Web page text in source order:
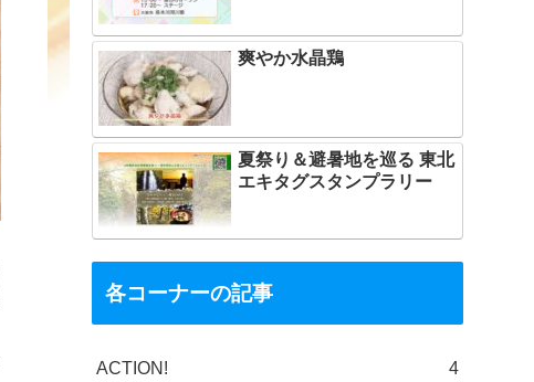
爽やか水晶鶏
夏祭り＆避暑地を巡る 東北
エキタグスタンプラリー
各コーナーの記事
ACTION! 4